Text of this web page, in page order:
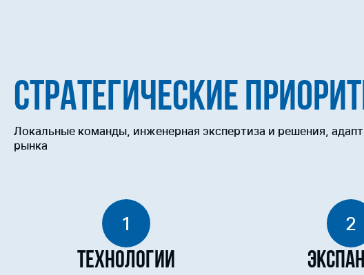
СТРАТЕГИЧЕСКИЕ
Локальные команды, инженерная экспертиза и решения,
рынка
1
Технологии
2